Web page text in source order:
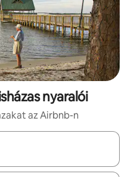
nyaralói
az Airbnb-n
és a lefelé nyíllal